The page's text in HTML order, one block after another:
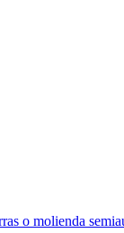
o molienda